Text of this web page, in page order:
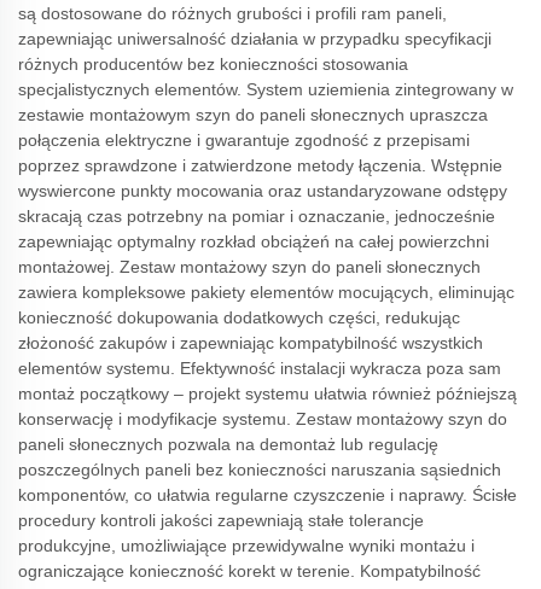
są dostosowane do różnych grubości i profili ram paneli,
zapewniając uniwersalność działania w przypadku specyfikacji
różnych producentów bez konieczności stosowania
specjalistycznych elementów. System uziemienia zintegrowany w
zestawie montażowym szyn do paneli słonecznych upraszcza
połączenia elektryczne i gwarantuje zgodność z przepisami
poprzez sprawdzone i zatwierdzone metody łączenia. Wstępnie
wyswiercone punkty mocowania oraz ustandaryzowane odstępy
skracają czas potrzebny na pomiar i oznaczanie, jednocześnie
zapewniając optymalny rozkład obciążeń na całej powierzchni
montażowej. Zestaw montażowy szyn do paneli słonecznych
zawiera kompleksowe pakiety elementów mocujących, eliminując
konieczność dokupowania dodatkowych części, redukując
złożoność zakupów i zapewniając kompatybilność wszystkich
elementów systemu. Efektywność instalacji wykracza poza sam
montaż początkowy – projekt systemu ułatwia również późniejszą
konserwację i modyfikacje systemu. Zestaw montażowy szyn do
paneli słonecznych pozwala na demontaż lub regulację
poszczególnych paneli bez konieczności naruszania sąsiednich
komponentów, co ułatwia regularne czyszczenie i naprawy. Ścisłe
procedury kontroli jakości zapewniają stałe tolerancje
produkcyjne, umożliwiające przewidywalne wyniki montażu i
ograniczające konieczność korekt w terenie. Kompatybilność